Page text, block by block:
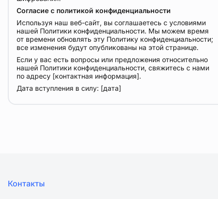
Согласие с политикой конфиденциальности
Используя наш веб-сайт, вы соглашаетесь с условиями
нашей Политики конфиденциальности. Мы можем время
от времени обновлять эту Политику конфиденциальности;
все изменения будут опубликованы на этой странице.
Если у вас есть вопросы или предложения относительно
нашей Политики конфиденциальности, свяжитесь с нами
по адресу [контактная информация].
Дата вступления в силу: [дата]
Контакты